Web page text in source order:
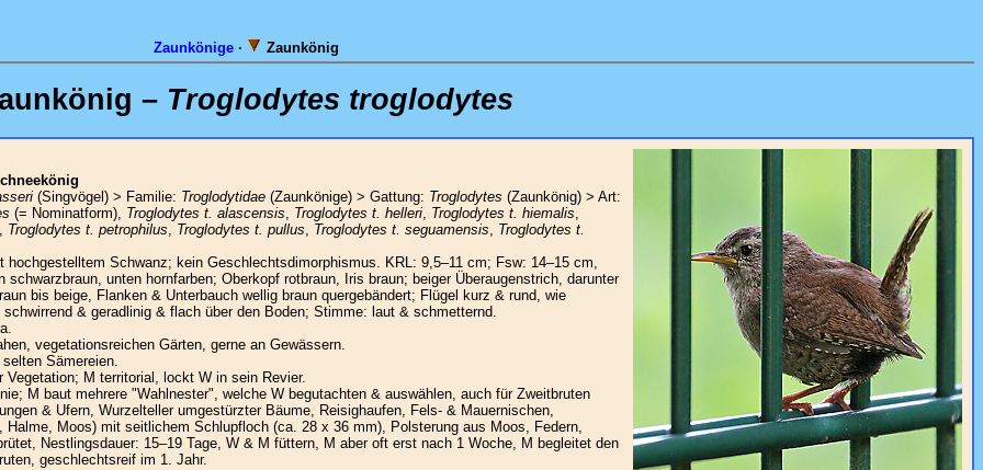
Zaunkönige· Zaunkönig
– Troglodytes troglodytes
(Singvögel) > Familie: Troglodytidae (Zaunkönige) > Gattung: Troglodytes (Zaunkönig) > Art:
(= Nominatform), Troglodytes t. alascensis, Troglodytes t. helleri, Troglodytes t. hiemalis,
, Troglodytes t. petrophilus, Troglodytes t. pullus, Troglodytes t. seguamensis, Troglodytes t.
Schwanz; kein Geschlechtsdimorphismus. KRL: 9,5–11 cm; Fsw: 14–15 cm,
unten hornfarben; Oberkopf rotbraun, Iris braun; beiger Überaugenstrich, darunter
bis beige, Flanken & Unterbauch wellig braun quergebändert; Flügel kurz & rund, wie
& geradlinig & flach über den Boden; Stimme: laut & schmetternd.
vegetationsreichen Gärten, gerne an Gewässern.
Sämereien.
M territorial, lockt W in sein Revier.
M baut mehrere "Wahlnester", welche W begutachten & auswählen, auch für Zweitbruten
& Ufern, Wurzelteller umgestürzter Bäume, Reisighaufen, Fels- & Mauernischen,
Moos) mit seitlichem Schlupfloch (ca. 28 x 36 mm), Polsterung aus Moos, Federn,
Nestlingsdauer: 15–19 Tage, W & M füttern, M aber oft erst nach 1 Woche, M begleitet den
geschlechtsreif im 1. Jahr.